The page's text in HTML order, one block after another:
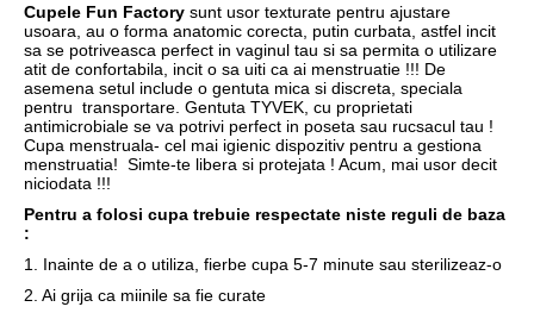
Cupele Fun Factory sunt usor texturate pentru ajustare
usoara, au o forma anatomic corecta, putin curbata, astfel incit
sa se potriveasca perfect in vaginul tau si sa permita o utilizare
atit de confortabila, incit o sa uiti ca ai menstruatie !!! De
asemena setul include o gentuta mica si discreta, speciala
pentru transportare. Gentuta TYVEK, cu proprietati
antimicrobiale se va potrivi perfect in poseta sau rucsacul tau !
Cupa menstruala- cel mai igienic dispozitiv pentru a gestiona
menstruatia! Simte-te libera si protejata ! Acum, mai usor decit
niciodata !!!
Pentru a folosi cupa trebuie respectate niste reguli de baza
:
1. Inainte de a o utiliza, fierbe cupa 5-7 minute sau sterilizeaz-o
2. Ai grija ca miinile sa fie curate